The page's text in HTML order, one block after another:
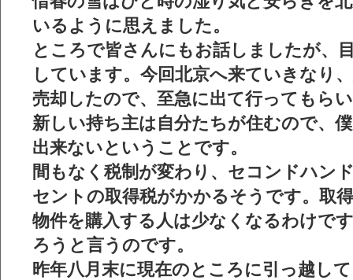
いるように思えました。
ところで皆さんにもお話しましたが、
しています。今回北京へ来ていきなり
売却したので、至急に出て行ってもら
新しい持ち主は自分たちが住むので、
出来ないということです。
間もなく税制が変わり、セコンドハン
セントの取得税がかかるそうです。取
物件を購入する人は少なくなるわけで
ろうと言うのです。
昨年八月末に現在のところに引っ越し